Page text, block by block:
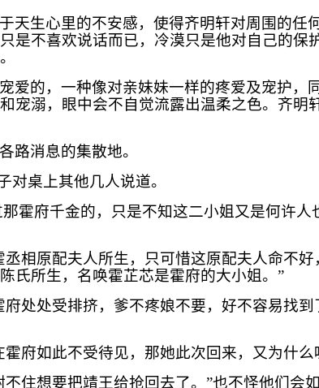
天生心里的不安感，使得齐明轩对周围的任
是不喜欢说话而已，冷漠只是他对自己的保
爱的，一种像对亲妹妹一样的疼爱及宠护，
宠溺，眼中会不自觉流露出温柔之色。齐明
路消息的集散地。
对桌上其他几人说道。
霍府千金的，只是不知这二小姐又是何许人
相原配夫人所生，只可惜这原配夫人命不
氏所生，名唤霍芷芯是霍府的大小姐。”
处处受排挤，爹不疼娘不要，好不容易找
府如此不受待见，那她此次回来，又为什么
住想要把靖王给抢回去了。”也不怪他们会